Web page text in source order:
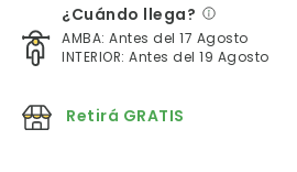
¿Cuándo llega?
AMBA: Antes del 17 Agosto
INTERIOR: Antes del 19 Agosto
Retirá GRATIS